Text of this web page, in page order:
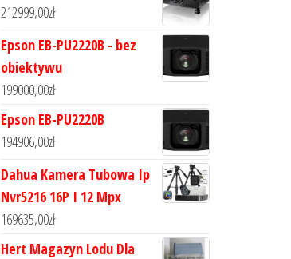
212999,00zł
Epson EB-PU2220B - bez
obiektywu
199000,00zł
Epson EB-PU2220B
194906,00zł
Dahua Kamera Tubowa Ip
Nvr5216 16P I 12 Mpx
169635,00zł
Hert Magazyn Lodu Dla